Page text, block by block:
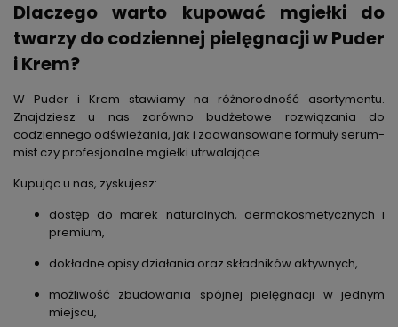
Dlaczego warto kupować mgiełki do
twarzy do codziennej pielęgnacji w Puder
i Krem?
W Puder i Krem stawiamy na różnorodność asortymentu.
Znajdziesz u nas zarówno budżetowe rozwiązania do
codziennego odświeżania, jak i zaawansowane formuły serum-
mist czy profesjonalne mgiełki utrwalające.
Kupując u nas, zyskujesz:
dostęp do marek naturalnych, dermokosmetycznych i
premium,
dokładne opisy działania oraz składników aktywnych,
możliwość zbudowania spójnej pielęgnacji w jednym
miejscu,